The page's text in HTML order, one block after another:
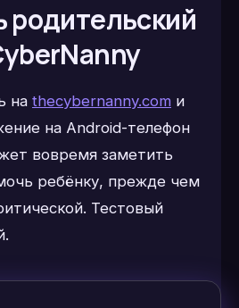
родительский
на thecybernanny.com и
на Android-телефон
вовремя заметить
ребёнку, прежде чем
Тестовый